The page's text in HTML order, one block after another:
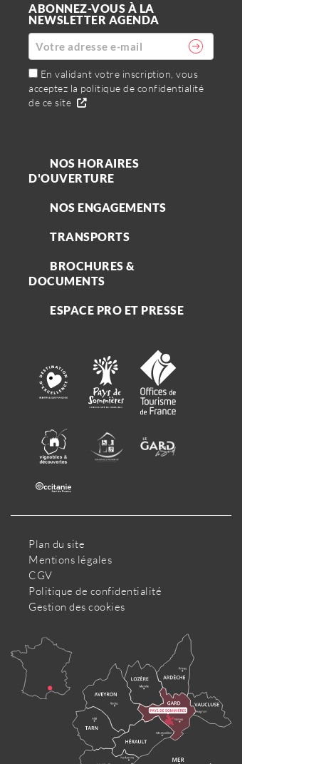
ABONNEZ-VOUS À LA
NEWSLETTER AGENDA
En validant votre inscription, vous
acceptez la politique de confidentialité
de ce site
NOS HORAIRES
D'OUVERTURE
NOS ENGAGEMENTS
TRANSPORTS
BROCHURES &
DOCUMENTS
ESPACE PRO ET PRESSE
Plan du site
Mentions légales
CGV
Politique de confidentialité
Gestion des cookies